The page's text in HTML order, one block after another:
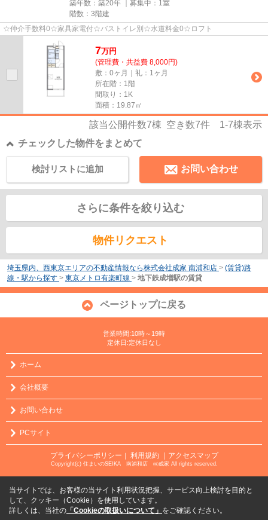
築年数：築20年 ｜募集中： 1室
階数：3階建
☆仲介手数料0☆家具家電付☆バストイレ別☆水道料金0☆ロフト
7万円
(管理費・共益費 8,000円)
敷：0ヶ月｜礼：1ヶ月
所在階：1階
間取り：1K
面積：19.87㎡
該当公開件数7棟 空き数7件 1-7棟表示
チェックした物件をまとめて
お問い合わせ
検討リストに追加
さらに条件を絞り込む
物件リクエスト
埼玉県内、西東京エリアの不動産情報なら株式会社成家 南浦和店 > (賃貸)路
線・駅から探す > 東京メトロ有楽町線 > 地下鉄成増駅の賃貸
ページトップに戻る
営業時間:10時～19時
定休日:定休日なし
ホーム
会社概要
お問い合わせ
PCサイト
プライバシーポリシー ｜ 利用規約 ｜アクセスマップ
Copyright(c) 住まいのSEIKA 南浦和店 ㈱成家 All rights reserved.
当サイトでは、お客様の当サイト利用状況把握、サービス向上検討を目的と
して、クッキー（Cookie）を使用しています。
詳しくは、当社の 「Cookieの取扱いについて」 をご確認ください。